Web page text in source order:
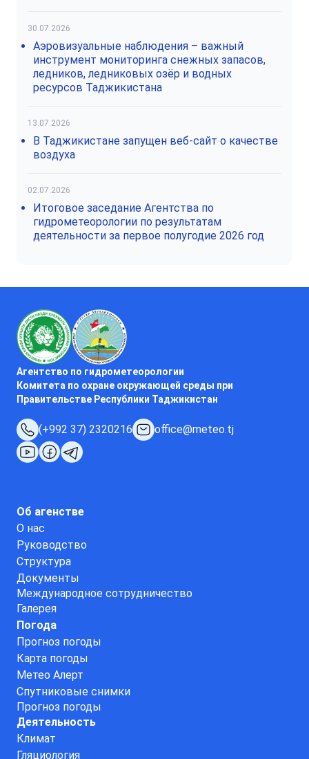
30.07.2026
Аэровизуальные наблюдения – важный
инструмент мониторинга снежных запасов,
ледников, ледниковых озёр и водных
ресурсов Таджикистана
13.07.2026
В Таджикистане запущен веб-сайт о качестве
воздуха
02.07.2026
Итоговое заседание Агентства по
гидрометеорологии по результатам
деятельности за первое полугодие 2026 год
Агентство по гидрометеорологии
Комитета по охране окружающей среды при
Правительстве Республики Таджикистан
(+992 37) 2320216 office@meteo.tj
Об агенстве
О нас
Руководство
Структура
Документы
Международное сотрудничество
Галерея
Погода
Прогноз погоды
Карта погоды
Метео Алерт
Спутниковые снимки
Прогноз погоды
Деятельность
Климат
Гляциология